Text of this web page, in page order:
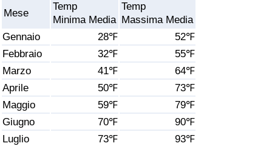
Mese
Temp
Minima Media
Temp
Massima Media
Gennaio
28℉
52℉
Febbraio
32℉
55℉
Marzo
41℉
64℉
Aprile
50℉
73℉
Maggio
59℉
79℉
Giugno
70℉
90℉
Luglio
73℉
93℉
Indice Del Costo Della Vita
Indice del Costo della Vita per Nazione
ad Aqaba
Indice del Prezzo delle Case
Indice del Prezzo delle Case per Nazione
Indice della Qualità della Vita (Corrente)
Indice della qualità della vita per Paese
Criminalità
Indice del Tasso di Criminalità (Corrente)
Indice della Criminalità